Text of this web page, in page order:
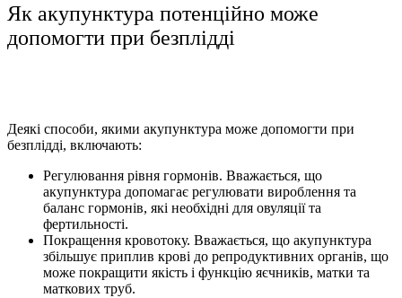
Як акупунктура потенційно може
допомогти при безплідді
Деякі способи, якими акупунктура може допомогти при
безплідді, включають:
Регулювання рівня гормонів. Вважається, що
акупунктура допомагає регулювати вироблення та
баланс гормонів, які необхідні для овуляції та
фертильності.
Покращення кровотоку. Вважається, що акупунктура
збільшує приплив крові до репродуктивних органів, що
може покращити якість і функцію яєчників, матки та
маткових труб.